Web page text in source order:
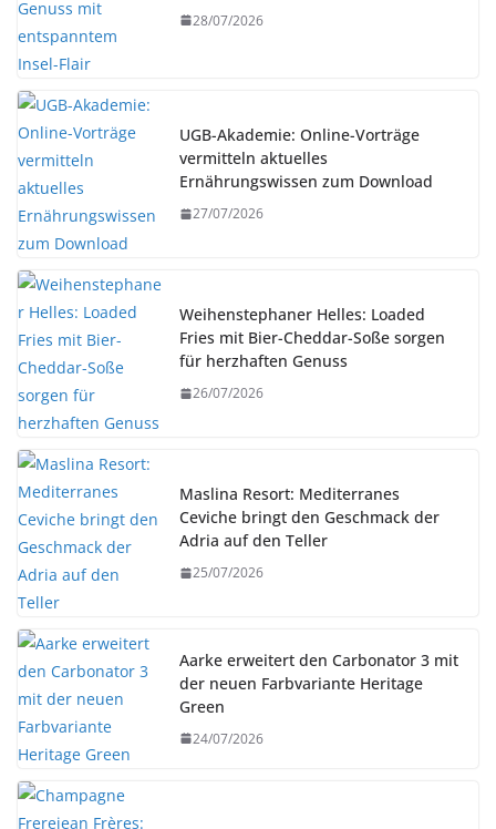
28/07/2026
UGB-Akademie: Online-Vorträge
vermitteln aktuelles
Ernährungswissen zum Download
27/07/2026
Weihenstephaner Helles: Loaded
Fries mit Bier-Cheddar-Soße sorgen
für herzhaften Genuss
26/07/2026
Maslina Resort: Mediterranes
Ceviche bringt den Geschmack der
Adria auf den Teller
25/07/2026
Aarke erweitert den Carbonator 3 mit
der neuen Farbvariante Heritage
Green
24/07/2026